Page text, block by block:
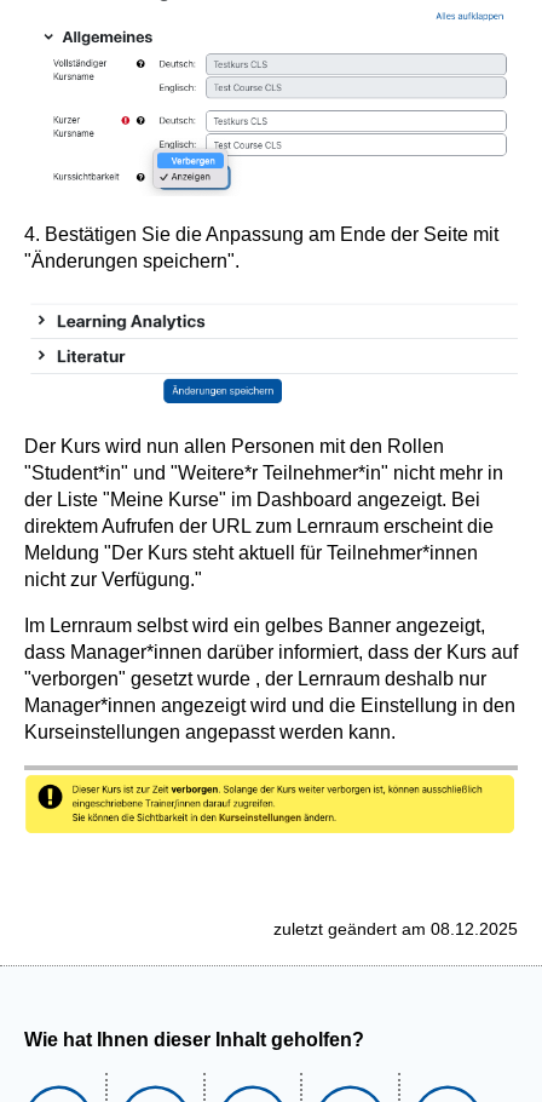
4. Bestätigen Sie die Anpassung am Ende der Seite mit
"Änderungen speichern".
Der Kurs wird nun allen Personen mit den Rollen
"Student*in" und "Weitere*r Teilnehmer*in" nicht mehr in
der Liste "Meine Kurse" im Dashboard angezeigt. Bei
direktem Aufrufen der URL zum Lernraum erscheint die
Meldung "Der Kurs steht aktuell für Teilnehmer*innen
nicht zur Verfügung."
Im Lernraum selbst wird ein gelbes Banner angezeigt,
dass Manager*innen darüber informiert, dass der Kurs auf
"verborgen" gesetzt wurde , der Lernraum deshalb nur
Manager*innen angezeigt wird und die Einstellung in den
Kurseinstellungen angepasst werden kann.
zuletzt geändert am 08.12.2025
Wie hat Ihnen dieser Inhalt geholfen?